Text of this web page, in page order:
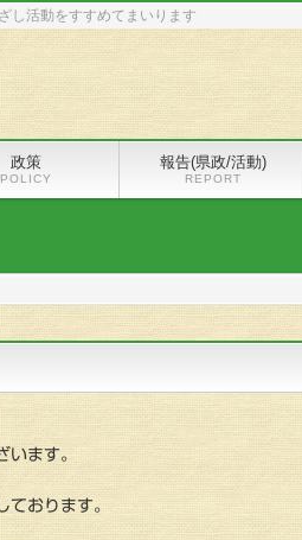
し活動をすすめてまいります
政策
POLICY
報告(県政/活動)
REPORT
います。
おります。